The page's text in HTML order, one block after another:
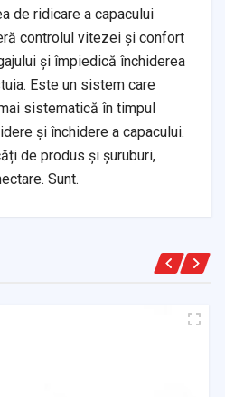
de ridicare a capacului
controlul vitezei și confort
și împiedică închiderea
Este un sistem care
sistematică în timpul
și închidere a capacului.
de produs și șuruburi,
Sunt.